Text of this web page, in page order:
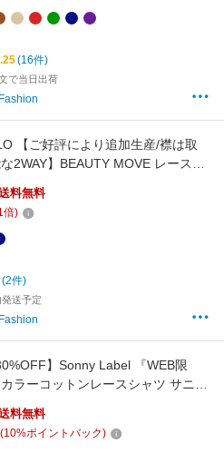
(16件)
で当日出荷
【ご好評により追加生産/襟は取
2WAY】BEAUTY MOVE レース襟
フィーロ トップス シャツ・ブラ
ブラック ネイビー ホワイト【送料
料無料
倍)
(2件)
送予定
】Sonny Label 『WEB限
ラーコットンレースシャツ サニー
ップス シャツ・ブラウス ブラック
イト グリーン【送料無料】
料無料
(10%ポイントバック)